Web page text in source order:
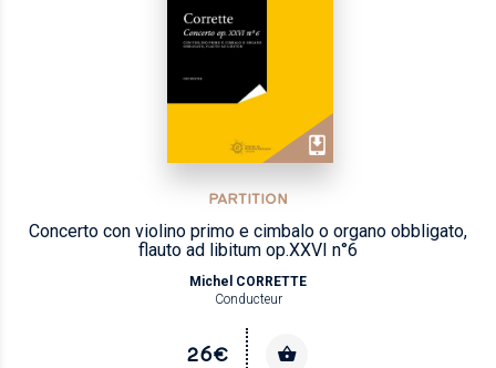
PARTITION
Concerto con violino primo e cimbalo o organo obbligato,
flauto ad libitum op.XXVI n°6
Michel CORRETTE
Conducteur
26€